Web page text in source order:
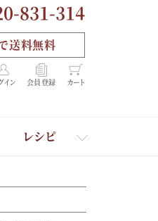
831-314
送料無料
イン 会員登録 カート
レシピ